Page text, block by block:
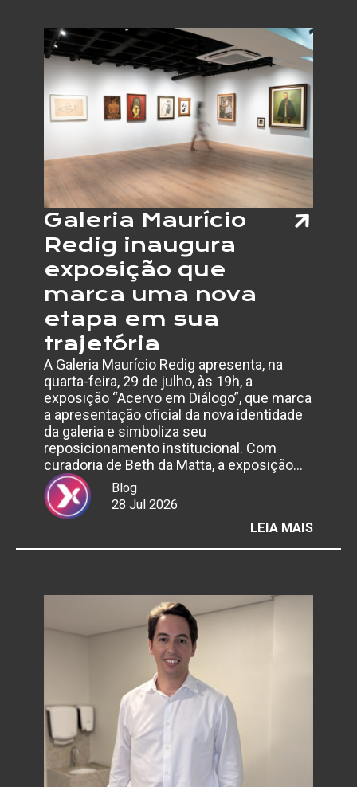
DA
PELAS
Galeria Maurício
Redig inaugura
exposição que
marca uma nova
etapa em sua
trajetória
A Galeria Maurício Redig apresenta, na
quarta-feira, 29 de julho, às 19h, a
exposição “Acervo em Diálogo”, que marca
a apresentação oficial da nova identidade
da galeria e simboliza seu
reposicionamento institucional. Com
curadoria de Beth da Matta, a exposição…
Blog
28 Jul 2026
LEIA MAIS: